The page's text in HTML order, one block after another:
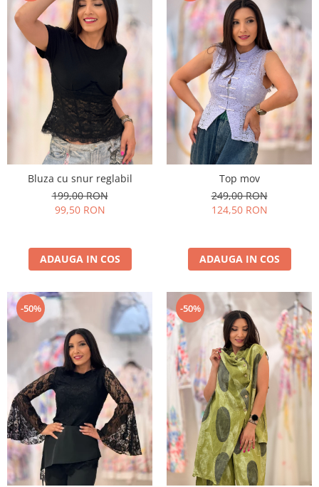
Bluza cu snur reglabil
199,00 RON
99,50 RON
ADAUGA IN COS
Top mov
249,00 RON
124,50 RON
ADAUGA IN COS
-50% -50%